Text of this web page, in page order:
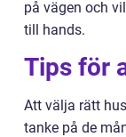
på vägen och
till hands.
Tips för
Att välja rätt
tanke på de